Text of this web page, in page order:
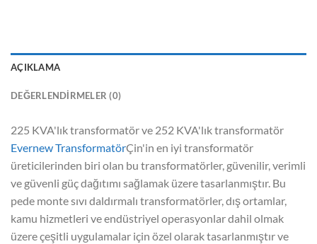
AÇIKLAMA
DEĞERLENDIRMELER (0)
225 KVA'lık transformatör ve 252 KVA'lık transformatör
Evernew TransformatörÇin'in en iyi transformatör
üreticilerinden biri olan bu transformatörler, güvenilir, verimli
ve güvenli güç dağıtımı sağlamak üzere tasarlanmıştır. Bu
pede monte sıvı daldırmalı transformatörler, dış ortamlar,
kamu hizmetleri ve endüstriyel operasyonlar dahil olmak
üzere çeşitli uygulamalar için özel olarak tasarlanmıştır ve